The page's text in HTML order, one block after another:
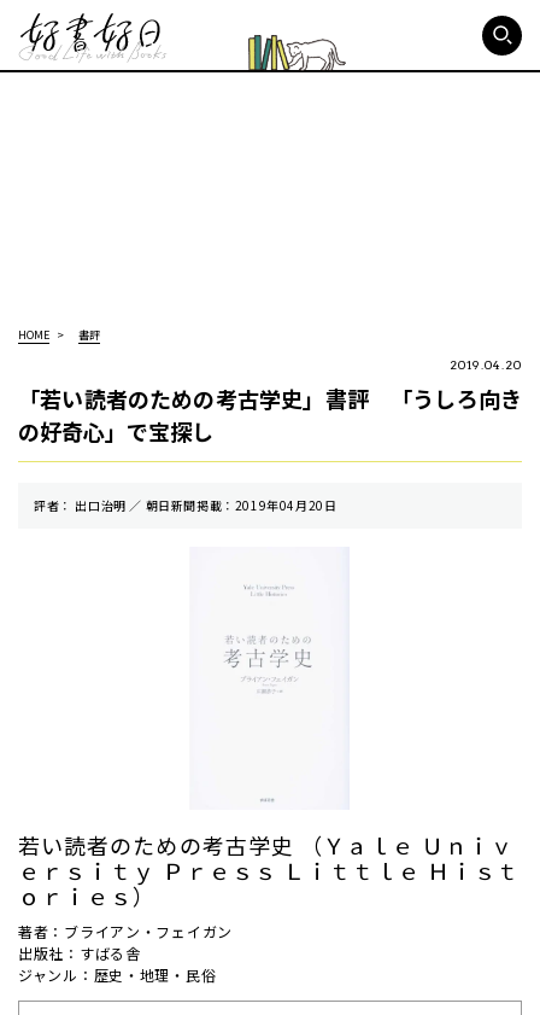
HOME 書評
2019.04.20
「若い読者のための考古学史」書評 「うしろ向き
の好奇心」で宝探し
評者： 出口治明 ／ 朝⽇新聞掲載：2019年04月20日
若い読者のための考古学史 （Ｙａｌｅ Ｕｎｉｖ
ｅｒｓｉｔｙ Ｐｒｅｓｓ Ｌｉｔｔｌｅ Ｈｉｓｔ
ｏｒｉｅｓ）
著者：ブライアン・フェイガン
出版社：すばる舎
ジャンル：歴史・地理・民俗